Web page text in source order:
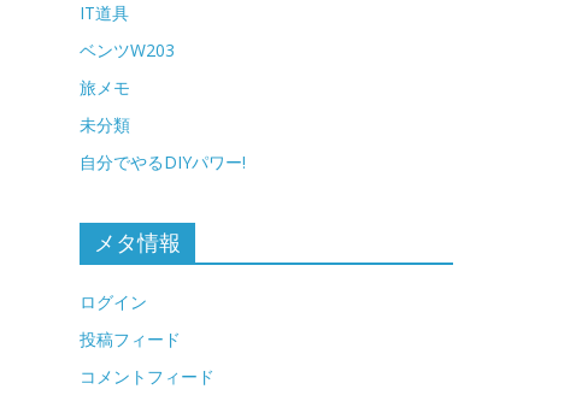
IT道具
ベンツW203
旅メモ
未分類
自分でやるDIYパワー!
メタ情報
ログイン
投稿フィード
コメントフィード